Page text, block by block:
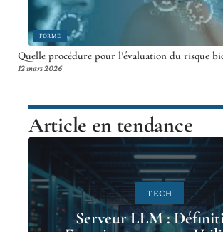
FORME
Quelle procédure pour l’évaluation du risque
12 mars 2026
Article en tendance
TECH
Serveur LLM :